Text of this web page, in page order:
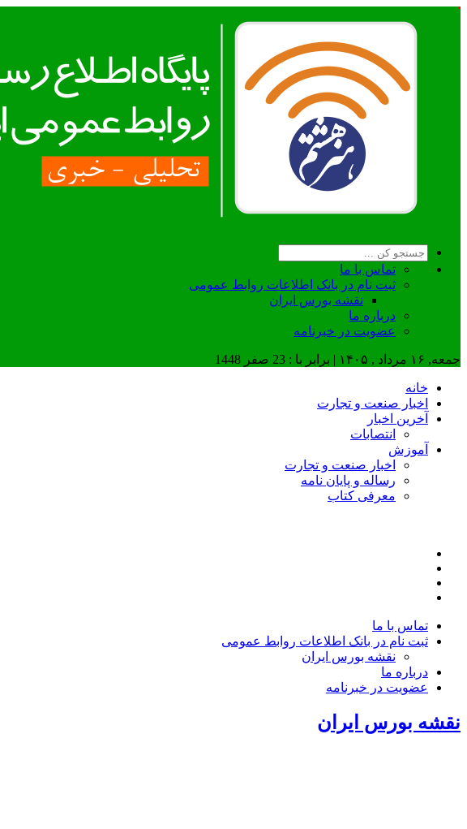
تماس با ما
ثبت نام در بانک اطلاعات روابط عمومی
نقشه بورس ایران
درباره ما
عضويت در خبرنامه
جمعه, ۱۶ مرداد , ۱۴۰۵ | برابر با : 23 صفر 1448
خانه
اخبار صنعت و تجارت
آخرین اخبار
انتصابات
آموزش
اخبار صنعت و تجارت
رساله و پایان نامه
معرفی کتاب
تماس با ما
ثبت نام در بانک اطلاعات روابط عمومی
نقشه بورس ایران
درباره ما
عضويت در خبرنامه
نقشه بورس ایران